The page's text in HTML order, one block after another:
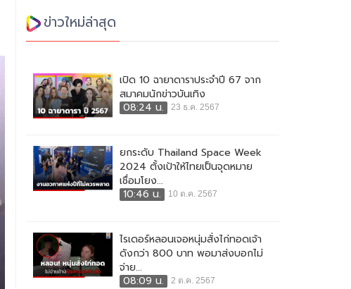
ข่าวใหม่ล่าสุด
เปิด 10 ฉายาดาราประจำปี 67 จาก
สมาคมนักข่าวบันเทิง
08:24 น.
23 ธ.ค. 2567
ยกระดับ Thailand Space Week
2024 ตั้งเป้าให้ไทยเป็นจุดหมาย
เชื่อมโยง...
10:46 น.
10 ต.ค. 2567
ไรเดอร์หลอนเจอหนุ่มสั่งไก่ทอดเจ้า
ดังกว่า 800 บาท พอมาส่งบอกไม่
จ่าย...
08:09 น.
2 ต.ค. 2567